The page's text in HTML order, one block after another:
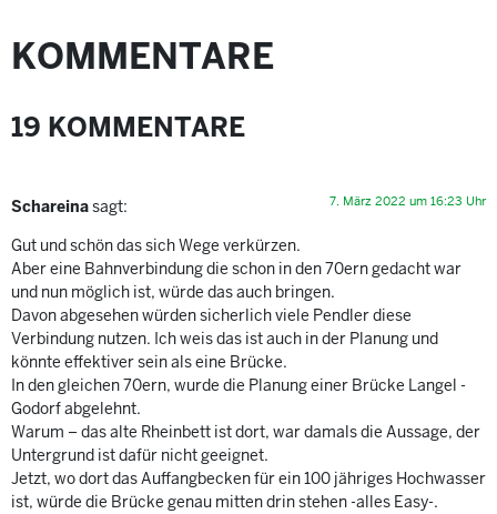
KOMMENTARE
19 KOMMENTARE
Schareinasagt: 7. März 2022 um 16:23 Uhr
Gut und schön das sich Wege verkürzen.
Aber eine Bahnverbindung die schon in den 70ern gedacht war
und nun möglich ist, würde das auch bringen.
Davon abgesehen würden sicherlich viele Pendler diese
Verbindung nutzen. Ich weis das ist auch in der Planung und
könnte effektiver sein als eine Brücke.
In den gleichen 70ern, wurde die Planung einer Brücke Langel -
Godorf abgelehnt.
Warum – das alte Rheinbett ist dort, war damals die Aussage, der
Untergrund ist dafür nicht geeignet.
Jetzt, wo dort das Auffangbecken für ein 100 jähriges Hochwasser
ist, würde die Brücke genau mitten drin stehen -alles Easy-.